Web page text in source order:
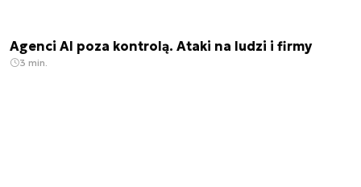
Agenci AI poza kontrolą. Ataki na ludzi i firmy
3 min.